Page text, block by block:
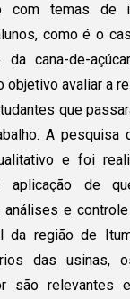
com temas de
como é o
da cana-de-
objetivo avaliar a
que
A
e foi
de
análises e
da região de
das usinas,
são